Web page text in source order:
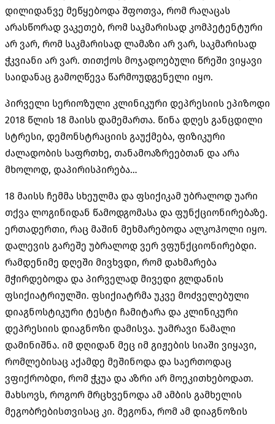
დილიდანვე მეწყებოდა შფოთვა, რომ რაღაცას
არასწორად ვაკეთებ, რომ საკმარისად კომპეტენტური
არ ვარ, რომ საკმარისად ლამაზი არ ვარ, საკმარისად
ჭკვიანი არ ვარ. თითქოს მოჯადოებული წრეში ვიყავი
საიდანაც გამოღწევა წარმოუდგენელი იყო.
პირველი სერიოზული კლინიკური დეპრესიის ეპიზოდი
2018 წლის 18 მაისს დამემართა. წინა დღეს განცდილი
სტრესი, დემონსტრაციის გაუქმება, ფიზიკური
ძალადობის საფრთხე, თანამოაზრეებთან და არა
მხოლოდ, დაპირისპირება…
18 მაისს ჩემმა სხეულმა და ფსიქიკამ უბრალოდ უარი
თქვა ლოგინიდან წამოდგომასა და ფუნქციონირებაზე.
ერთადერთი, რაც მაშინ მეხმარებოდა ალკოჰოლი იყო.
დალევის გარეშე უბრალოდ ვერ ვფუნქციონირებდი.
რამდენიმე დღეში მივხვდი, რომ დახმარება
მჭირდებოდა და პირველად მივედი გლდანის
ფსიქიატრიულში. ფსიქიატრმა უკვე მოძველებული
დიაგნოსტიკური ტესტი ჩამიტარა და კლინიკური
დეპრესიის დიაგნოზი დამისვა. უამრავი წამალი
დამინიშნა. იმ დღიდან მეც იმ გიჟების სიაში ვიყავი,
რომლებისაც აქამდე მეშინოდა და საერთოდაც
ვფიქრობდი, რომ ჭკუა და აზრი არ მოეკითხებოდათ.
მახსოვს, როგორ მრცხვენოდა ამ ამბის გამხელის
მეგობრებისთვისაც კი. მეგონა, რომ ამ დიაგნოზის